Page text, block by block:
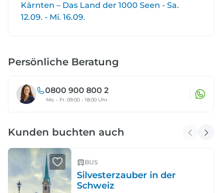
Kärnten – Das Land der 1000 Seen - Sa.
12.09. - Mi. 16.09.
Persönliche Beratung
0800 900 800 2
Mo. - Fr. 09:00 - 18:00 Uhr
Kunden buchten auch
BUS
Silvesterzauber in der
Schweiz